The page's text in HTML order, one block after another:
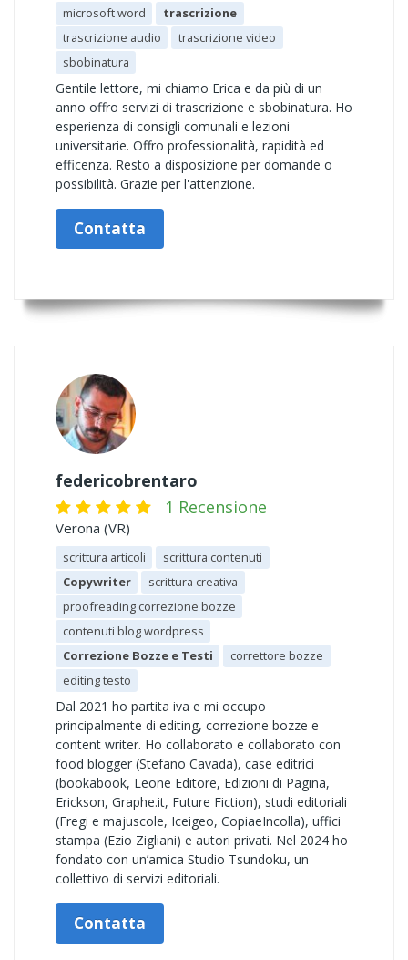
microsoft word
trascrizione
trascrizione audio
trascrizione video
sbobinatura
Gentile lettore, mi chiamo Erica e da più di un
anno offro servizi di trascrizione e sbobinatura. Ho
esperienza di consigli comunali e lezioni
universitarie. Offro professionalità, rapidità ed
efficenza. Resto a disposizione per domande o
possibilità. Grazie per l'attenzione.
Contatta
federicobrentaro
1 Recensione
Verona (VR)
scrittura articoli
scrittura contenuti
Copywriter
scrittura creativa
proofreading correzione bozze
contenuti blog wordpress
Correzione Bozze e Testi
correttore bozze
editing testo
Dal 2021 ho partita iva e mi occupo
principalmente di editing, correzione bozze e
content writer. Ho collaborato e collaborato con
food blogger (Stefano Cavada), case editrici
(bookabook, Leone Editore, Edizioni di Pagina,
Erickson, Graphe.it, Future Fiction), studi editoriali
(Fregi e majuscole, Iceigeo, CopiaeIncolla), uffici
stampa (Ezio Zigliani) e autori privati. Nel 2024 ho
fondato con un’amica Studio Tsundoku, un
collettivo di servizi editoriali.
Contatta